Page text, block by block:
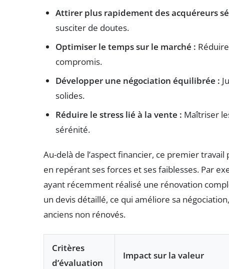
Attirer plus rapidement des acquéreurs
susciter de doutes.
Optimiser le temps sur le marché :
compromis.
Développer une négociation équilibrée :
solides.
Réduire le stress lié à la vente : Maîtriser
sérénité.
Au-delà de l’aspect financier, ce premier
en repérant ses forces et ses faiblesses. Par
ayant récemment réalisé une rénovation
un devis détaillé, ce qui améliore sa
anciens non rénovés.
Critères
d’évaluation
Impact sur la valeur